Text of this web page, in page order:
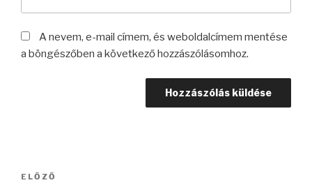
A nevem, e-mail címem, és weboldalcímem mentése
a böngészőben a következő hozzászólásomhoz.
Bejegyzés
Korábbi
ELŐZŐ